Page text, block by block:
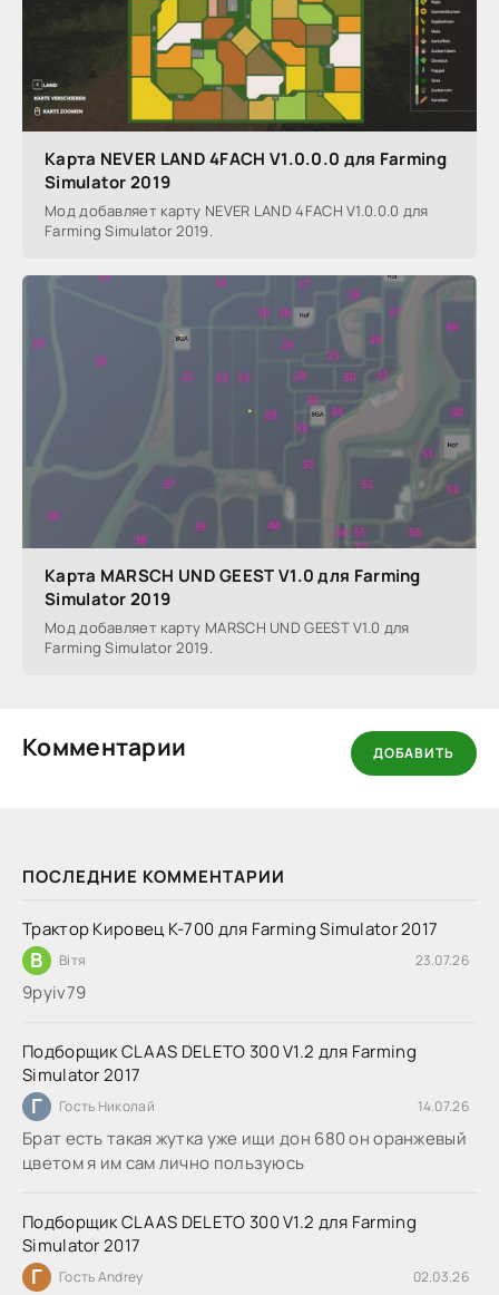
ПОСЛЕДНИЕ КОММЕНТАРИИ
Трактор Кировец К-700 для Farming Simulator 2017
В Вітя 23.07.26
9руіv79
Подборщик CLAAS DELETO 300 V1.2 для Farming
Simulator 2017
Г Гость Николай 14.07.26
Брат есть такая жутка уже ищи дон 680 он оранжевый
цветом я им сам лично пользуюсь
Подборщик CLAAS DELETO 300 V1.2 для Farming
Simulator 2017
Г Гость Andrey 02.03.26
Карта NEVER LAND 4FACH V1.0.0.0 для Farming
Simulator 2019
Мод добавляет карту NEVER LAND 4FACH V1.0.0.0 для
Farming Simulator 2019.
Карта MARSCH UND GEEST V1.0 для Farming
Simulator 2019
Мод добавляет карту MARSCH UND GEEST V1.0 для
Farming Simulator 2019.
Комментарии ДОБАВИТЬ